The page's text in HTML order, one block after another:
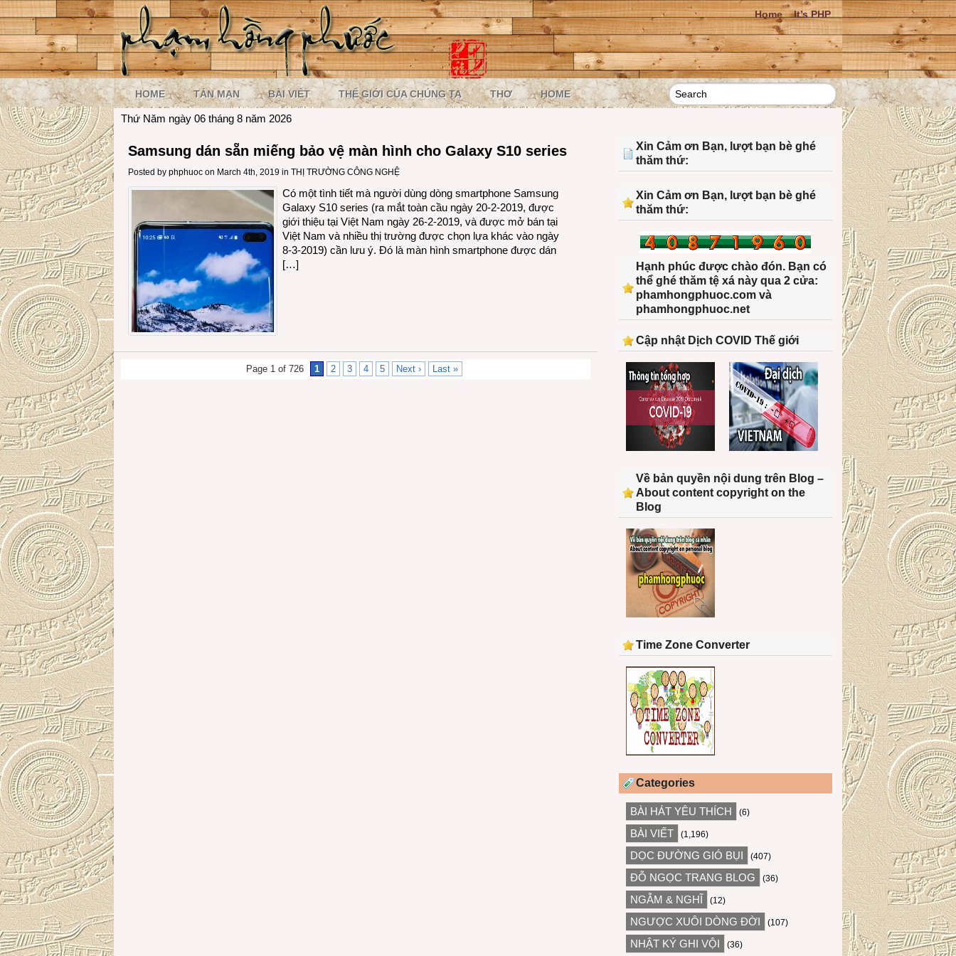
Home It’s PHP
HOME TẢN MẠN BÀI VIẾT THẾ GIỚI CỦA CHÚNG TA THƠ HOME
Thứ Năm ngày 06 tháng 8 năm 2026
Samsung dán sẵn miếng bảo vệ màn hình cho Galaxy S10 series
Posted by phphuoc on March 4th, 2019 in THỊ TRƯỜNG CÔNG NGHỆ
Có một tình tiết mà người dùng dòng smartphone Samsung
Galaxy S10 series (ra mắt toàn cầu ngày 20-2-2019, được
giới thiệu tại Việt Nam ngày 26-2-2019, và được mở bán tại
Việt Nam và nhiều thị trường được chọn lựa khác vào ngày
8-3-2019) cần lưu ý. Đó là màn hình smartphone được dán
[…]
Page 1 of 726 1 2 3 4 5 Next › Last »
Xin Cảm ơn Bạn, lượt bạn bè ghé
thăm thứ:
Xin Cảm ơn Bạn, lượt bạn bè ghé
thăm thứ:
Hạnh phúc được chào đón. Bạn có
thể ghé thăm tệ xá này qua 2 cửa:
phamhongphuoc.com và
phamhongphuoc.net
Cập nhật Dịch COVID Thế giới
Về bản quyền nội dung trên Blog –
About content copyright on the
Blog
Time Zone Converter
Categories
BÀI HÁT YÊU THÍCH (6)
BÀI VIẾT (1,196)
DỌC ĐƯỜNG GIÓ BỤI (407)
ĐỖ NGỌC TRANG BLOG (36)
NGẪM & NGHĨ (12)
NGƯỢC XUÔI DÒNG ĐỜI (107)
NHẬT KÝ GHI VỘI (36)